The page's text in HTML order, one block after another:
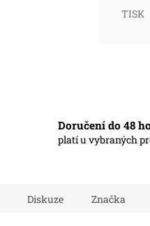
TISK
Doručení do 48
platí u vybraných
Diskuze Značka